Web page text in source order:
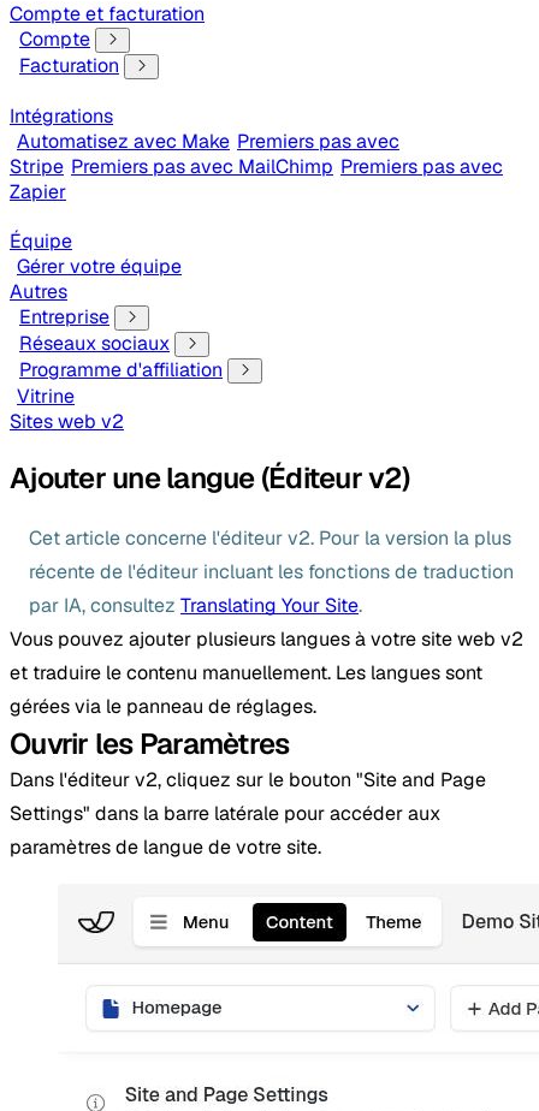
Compte et facturation
Compte
Facturation
Intégrations
Automatisez avec Make Premiers pas avec
Stripe Premiers pas avec MailChimp Premiers pas avec
Zapier
Équipe
Gérer votre équipe
Autres
Entreprise
Réseaux sociaux
Programme d'affiliation
Vitrine
Sites web v2
Ajouter une langue (Éditeur v2)
Cet article concerne l'éditeur v2. Pour la version la plus
récente de l'éditeur incluant les fonctions de traduction
par IA, consultez Translating Your Site.
Vous pouvez ajouter plusieurs langues à votre site web v2
et traduire le contenu manuellement. Les langues sont
gérées via le panneau de réglages.
Ouvrir les Paramètres
Dans l'éditeur v2, cliquez sur le bouton "Site and Page
Settings" dans la barre latérale pour accéder aux
paramètres de langue de votre site.